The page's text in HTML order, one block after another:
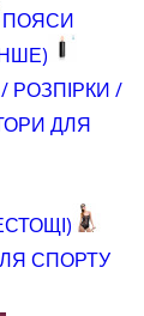
ПОЯСИ
РОЗПІРКИ /
ДЛЯ
СПОРТУ